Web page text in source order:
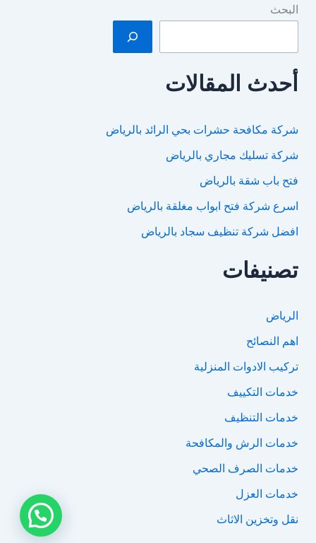
البحث
أحدث المقالات
شركة مكافحة حشرات بحي الرائد بالرياض
شركة تسليك مجاري بالرياض
فتح باب شقة بالرياض
اسرع شركة فتح ابواب مغلقة بالرياض
افضل شركة تنظيف سجاد بالرياض
تصنيفات
الرياض
اهم النصائح
تركيب الادوات المنزلية
خدمات التكييف
خدمات التنظيف
خدمات الرش والمكافحة
خدمات الصرف الصحي
خدمات العزل
نقل وتخزين الاثاث